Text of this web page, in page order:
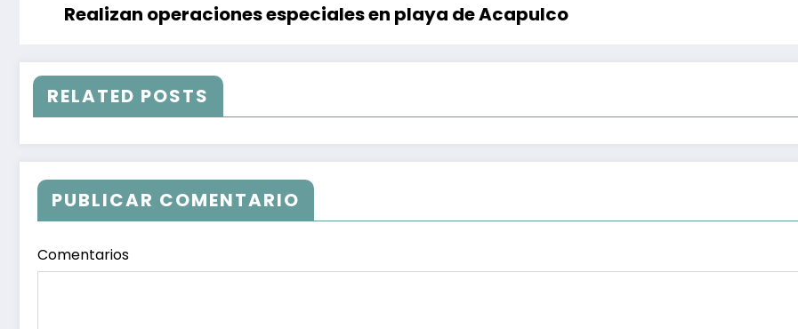
Realizan operaciones especiales en playa de Acapulco
RELATED POSTS
PUBLICAR COMENTARIO
Comentarios